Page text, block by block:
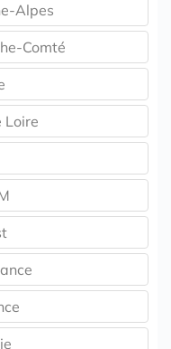
Alpes
Comté
Loire